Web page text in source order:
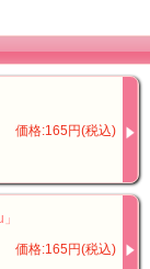
価格:165円(税込)
価格:165円(税込)